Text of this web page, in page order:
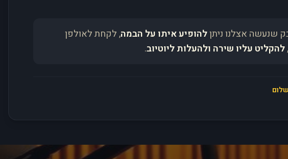
שנעשה אצלנו ניתןלהופיע איתו על הבמה, לקחת לאולפן
להקליט עליו שירה ולהעלות ליוטיוב.